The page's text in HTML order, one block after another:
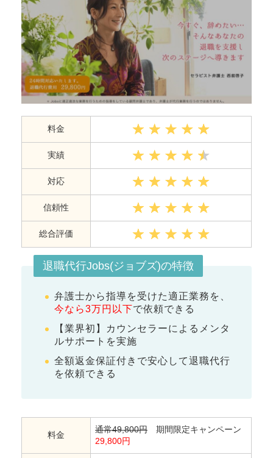
料金
実績
対応
信頼性
総合評価
退職代行Jobs(ジョブズ)の特徴
弁護士から指導を受けた適正業務を、
今なら3万円以下で依頼できる
【業界初】カウンセラーによるメンタ
ルサポートを実施
全額返金保証付きで安心して退職代行
を依頼できる
料金
通常49,800円 期間限定キャンペーン
29,800円